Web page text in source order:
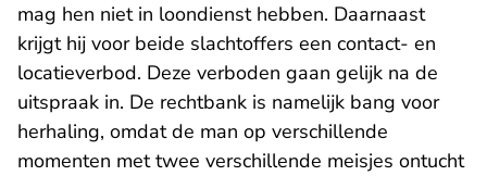
mag hen niet in loondienst hebben. Daarnaast
krijgt hij voor beide slachtoffers een contact- en
locatieverbod. Deze verboden gaan gelijk na de
uitspraak in. De rechtbank is namelijk bang voor
herhaling, omdat de man op verschillende
momenten met twee verschillende meisjes ontucht